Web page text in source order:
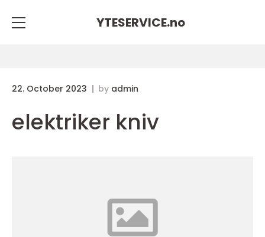
YTESERVICE.no
22. October 2023 by admin
elektriker kniv